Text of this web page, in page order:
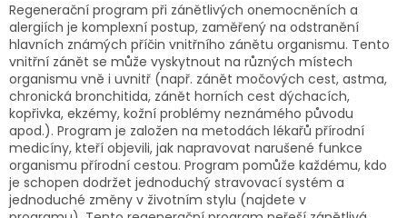
Regenerační program při zánětlivých onemocněních a
alergiích je komplexní postup, zaměřený na odstranění
hlavních známých příčin vnitřního zánětu organismu. Tento
vnitřní zánět se může vyskytnout na různých místech
organismu vně i uvnitř (např. zánět močových cest, astma,
chronická bronchitida, zánět horních cest dýchacích,
kopřivka, ekzémy, kožní problémy neznámého původu
apod.). Program je založen na metodách lékařů přírodní
medicíny, kteří objevili, jak napravovat narušené funkce
organismu přírodní cestou. Program pomůže každému, kdo
je schopen dodržet jednoduchý stravovací systém a
jednoduché změny v životním stylu (najdete v